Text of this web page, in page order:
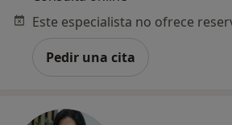
Pedir una cita